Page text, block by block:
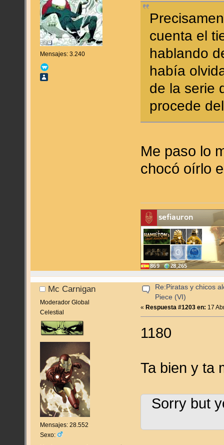
Mensajes: 3.240
cuenta el
hablando
había
de la serie
procede
Me paso lo
chocó oírlo
Mc Carnigan
Moderador Global
Celestial
Mensajes: 28.552
Sexo:
Re:Piratas y chicos
Piece (VI)
«Respuesta #1203 en: 17
1180
Ta bien y ta
Sorry but